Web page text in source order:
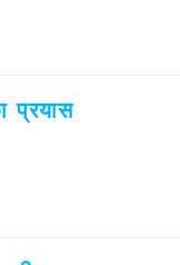
प्रयास